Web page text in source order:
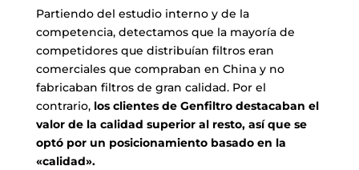
Partiendo del estudio interno y de la
competencia, detectamos que la mayoría de
competidores que distribuían filtros eran
comerciales que compraban en China y no
fabricaban filtros de gran calidad. Por el
contrario, los clientes de Genfiltro destacaban el
valor de la calidad superior al resto, así que se
optó por un posicionamiento basado en la
«calidad».